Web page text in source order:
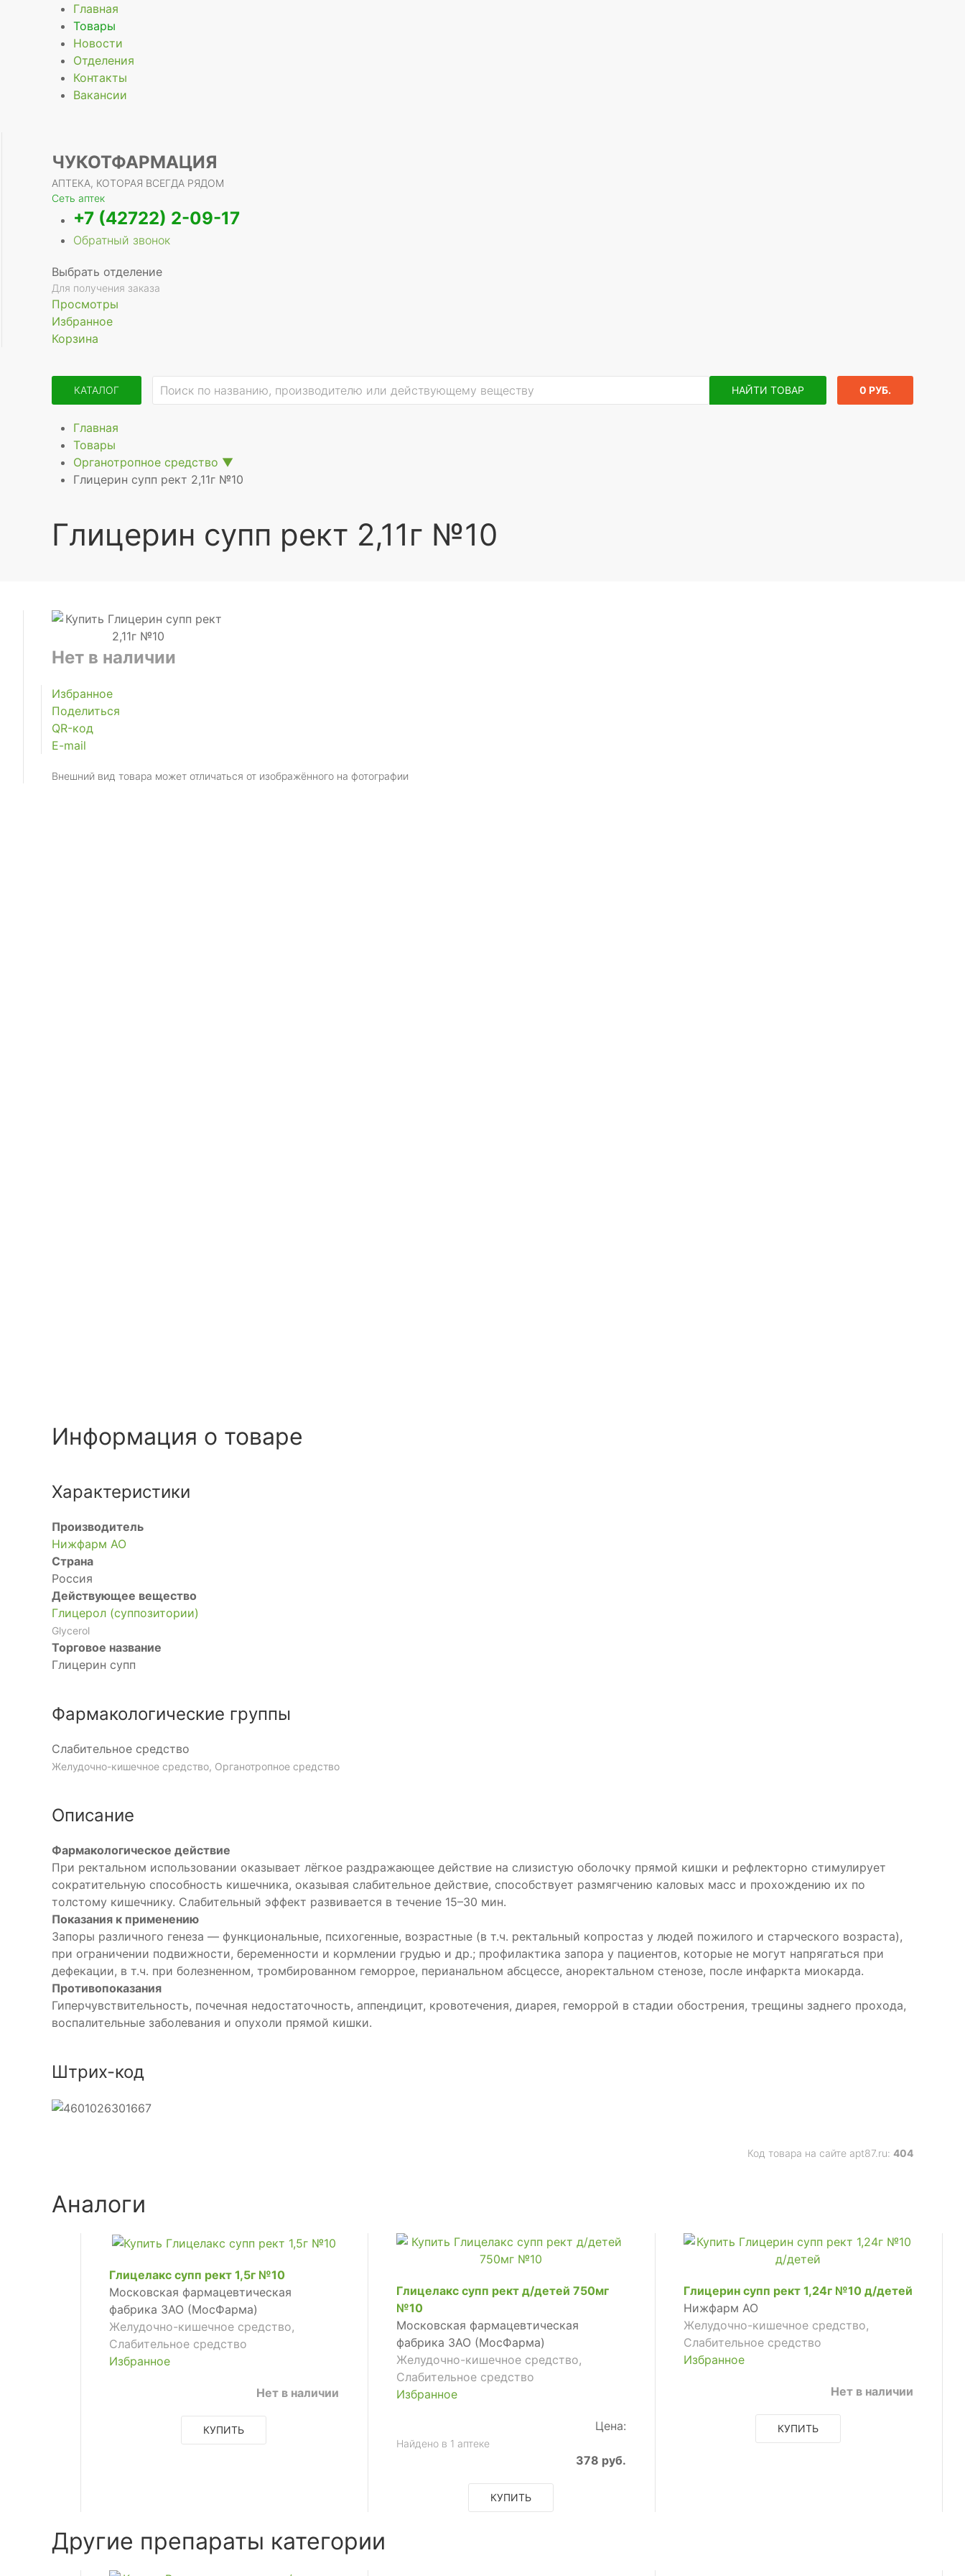
Главная
Товары
Новости
Отделения
Контакты
Вакансии
ЧУКОТФАРМАЦИЯ
АПТЕКА, КОТОРАЯ ВСЕГДА РЯДОМ
Сеть аптек
+7 (42722) 2-09-17
Обратный звонок
Выбрать отделение
Для получения заказа
Просмотры
Избранное
Корзина
КАТАЛОГ НАЙТИ ТОВАР 0 РУБ.
Главная
Товары
Органотропное средство ▼
Глицерин супп рект 2,11г №10
Глицерин супп рект 2,11г №10
Нет в наличии
Избранное
Поделиться
QR-код
E-mail
Внешний вид товара может отличаться от изображённого на фотографии
Информация о товаре
Характеристики
Производитель
Нижфарм АО
Страна
Россия
Действующее вещество
Глицерол (суппозитории)
Glycerol
Торговое название
Глицерин супп
Фармакологические группы
Слабительное средство
Желудочно-кишечное средство, Органотропное средство
Описание
Фармакологическое действие
При ректальном использовании оказывает лёгкое раздражающее действие на слизистую оболочку прямой кишки и рефлекторно стимулирует
сократительную способность кишечника, оказывая слабительное действие, способствует размягчению каловых масс и прохождению их по
толстому кишечнику. Слабительный эффект развивается в течение 15–30 мин.
Показания к применению
Запоры различного генеза — функциональные, психогенные, возрастные (в т.ч. ректальный копростаз у людей пожилого и старческого возраста),
при ограничении подвижности, беременности и кормлении грудью и др.; профилактика запора у пациентов, которые не могут напрягаться при
дефекации, в т.ч. при болезненном, тромбированном геморрое, перианальном абсцессе, аноректальном стенозе, после инфаркта миокарда.
Противопоказания
Гиперчувствительность, почечная недостаточность, аппендицит, кровотечения, диарея, геморрой в стадии обострения, трещины заднего прохода,
воспалительные заболевания и опухоли прямой кишки.
Штрих-код
Код товара на сайте apt87.ru: 404
Аналоги
Глицелакс супп рект 1,5г №10
Московская фармацевтическая
фабрика ЗАО (МосФарма)
Желудочно-кишечное средство,
Слабительное средство
Избранное
Нет в наличии
КУПИТЬ
Глицелакс супп рект д/детей 750мг
№10
Московская фармацевтическая
фабрика ЗАО (МосФарма)
Желудочно-кишечное средство,
Слабительное средство
Избранное
Цена:
Найдено в 1 аптеке
378 руб.
КУПИТЬ
Глицерин супп рект 1,24г №10 д/детей
Нижфарм АО
Желудочно-кишечное средство,
Слабительное средство
Избранное
Нет в наличии
КУПИТЬ
Другие препараты категории